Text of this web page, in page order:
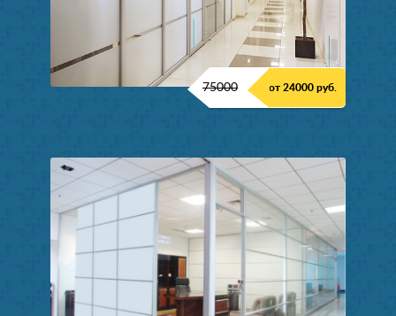
75000 от 24000 руб.